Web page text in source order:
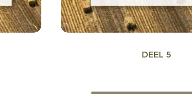
DEEL 5